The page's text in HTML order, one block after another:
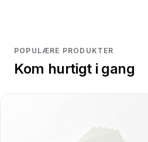
POPULÆRE PRODUKTER
Kom hurtigt i gang